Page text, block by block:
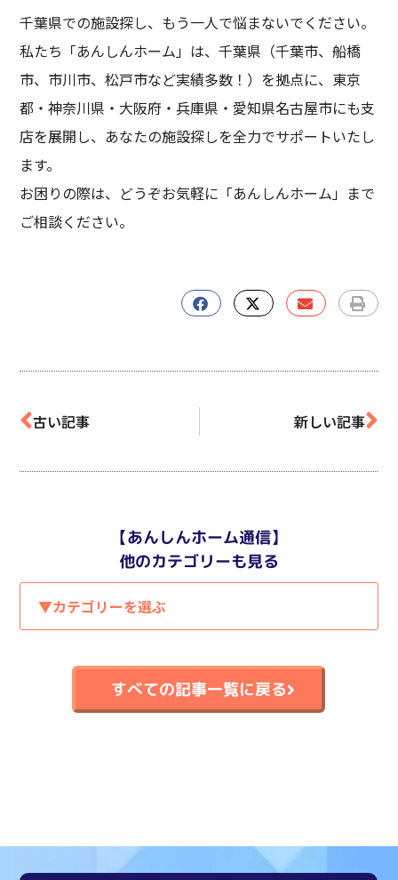
千葉県での施設探し、もう一人で悩まないでください。
私たち「あんしんホーム」は、千葉県（千葉市、船橋
市、市川市、松戸市など実績多数！）を拠点に、東京
都・神奈川県・大阪府・兵庫県・愛知県名古屋市にも支
店を展開し、あなたの施設探しを全力でサポートいたし
ます。
お困りの際は、どうぞお気軽に「あんしんホーム」まで
ご相談ください。
古い記事 新しい記事
【あんしんホーム通信】
他のカテゴリーも見る
▼カテゴリーを選ぶ
すべての記事一覧に戻る